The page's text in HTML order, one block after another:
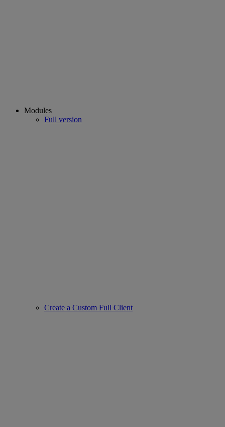
Modules
Full version
Create a Custom Full Client